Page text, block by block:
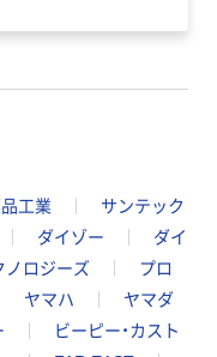
工業
サンテック
ダイゾー
ダイ
ノロジーズ
プロ
ヤマハ
ヤマダ
ビーピー・カスト